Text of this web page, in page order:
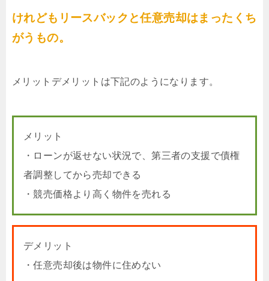
けれどもリースバックと任意売却はまったくち
がうもの。
メリットデメリットは下記のようになります。
メリット
・ローンが返せない状況で、第三者の支援で債権
者調整してから売却できる
・競売価格より高く物件を売れる
デメリット
・任意売却後は物件に住めない